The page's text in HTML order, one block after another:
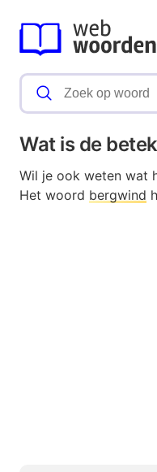
Wat is de
Wil je ook weten wat
Het woord bergwind